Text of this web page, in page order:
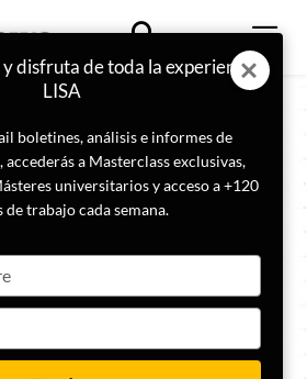
disfruta de toda la experiencia
LISA
boletines, análisis e informes de
accederás a Masterclass exclusivas,
universitarios y acceso a +120
de trabajo cada semana.